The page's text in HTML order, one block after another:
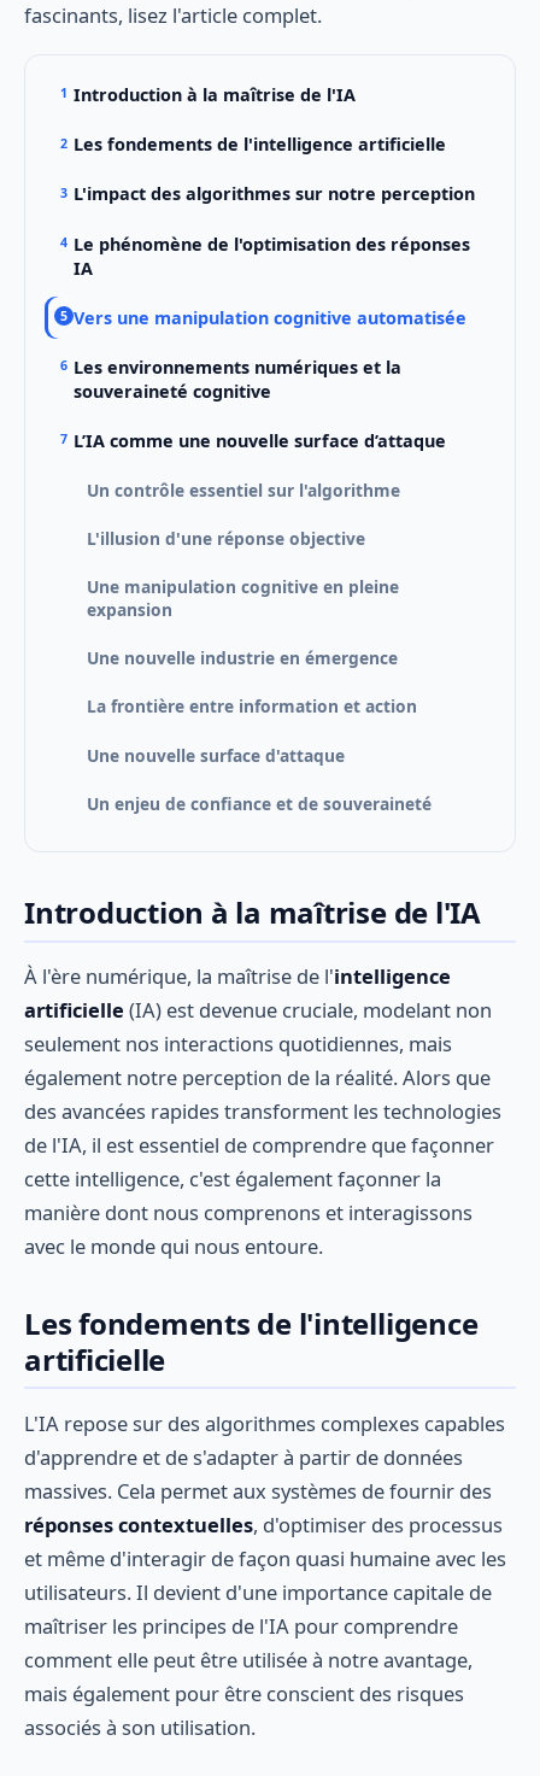
fascinants, lisez l'article complet.
Introduction à la maîtrise de l'IA
Les fondements de l'intelligence artificielle
L'impact des algorithmes sur notre perception
Le phénomène de l'optimisation des réponses
IA
Vers une manipulation cognitive automatisée
Les environnements numériques et la
souveraineté cognitive
L’IA comme une nouvelle surface d’attaque
Un contrôle essentiel sur l'algorithme
L'illusion d'une réponse objective
Une manipulation cognitive en pleine
expansion
Une nouvelle industrie en émergence
La frontière entre information et action
Une nouvelle surface d'attaque
Un enjeu de confiance et de souveraineté
Introduction à la maîtrise de l'IA
À l'ère numérique, la maîtrise de l'intelligence
artificielle (IA) est devenue cruciale, modelant non
seulement nos interactions quotidiennes, mais
également notre perception de la réalité. Alors que
des avancées rapides transforment les technologies
de l'IA, il est essentiel de comprendre que façonner
cette intelligence, c'est également façonner la
manière dont nous comprenons et interagissons
avec le monde qui nous entoure.
Les fondements de l'intelligence
artificielle
L'IA repose sur des algorithmes complexes capables
d'apprendre et de s'adapter à partir de données
massives. Cela permet aux systèmes de fournir des
réponses contextuelles, d'optimiser des processus
et même d'interagir de façon quasi humaine avec les
utilisateurs. Il devient d'une importance capitale de
maîtriser les principes de l'IA pour comprendre
comment elle peut être utilisée à notre avantage,
mais également pour être conscient des risques
associés à son utilisation.